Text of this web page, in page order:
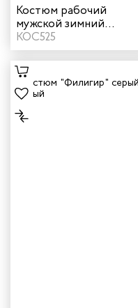
Костюм рабочий
мужской зимний
"Филигир" цвет серый/
темно-серый
КОС525